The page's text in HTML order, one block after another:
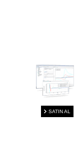
SATIN AL